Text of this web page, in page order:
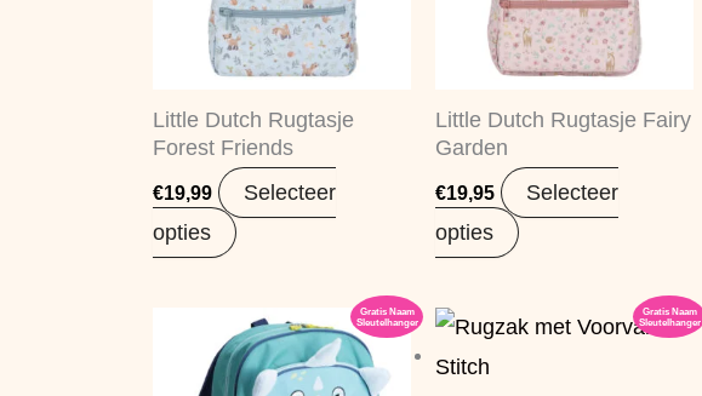
Little Dutch Rugtasje
Forest Friends
€19,99
Selecteer
opties
Little Dutch Rugtasje Fairy
Garden
€19,95
Selecteer
opties
Gratis Naam
Sleutelhanger
Gratis Naam
Sleutelhanger